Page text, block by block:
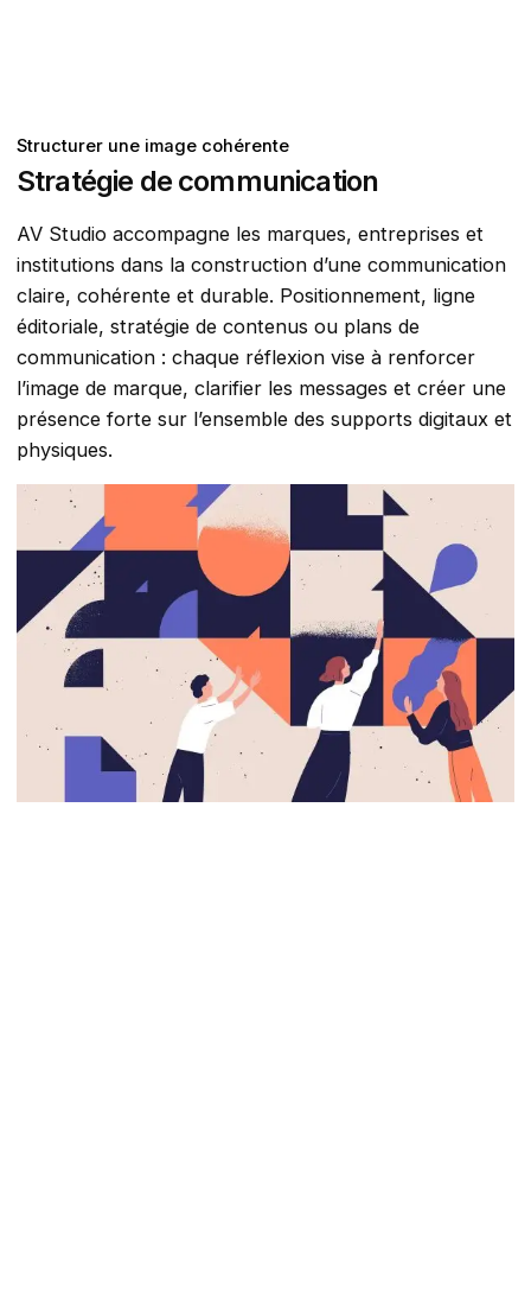
Structurer une image cohérente
Stratégie de communication
AV Studio accompagne les marques, entreprises et
institutions dans la construction d’une communication
claire, cohérente et durable. Positionnement, ligne
éditoriale, stratégie de contenus ou plans de
communication : chaque réflexion vise à renforcer
l’image de marque, clarifier les messages et créer une
présence forte sur l’ensemble des supports digitaux et
physiques.